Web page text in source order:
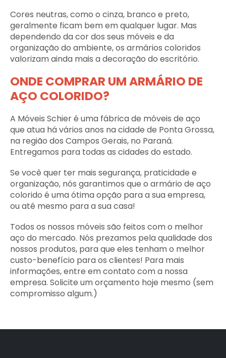
Cores neutras, como o cinza, branco e preto,
geralmente ficam bem em qualquer lugar. Mas
dependendo da cor dos seus móveis e da
organização do ambiente, os armários coloridos
valorizam ainda mais a decoração do escritório.
ONDE COMPRAR UM ARMÁRIO DE
AÇO COLORIDO?
A Móveis Schier é uma fábrica de móveis de aço
que atua há vários anos na cidade de Ponta Grossa,
na região dos Campos Gerais, no Paraná.
Entregamos para todas as cidades do estado.
Se você quer ter mais segurança, praticidade e
organização, nós garantimos que o armário de aço
colorido é uma ótima opção para a sua empresa,
ou até mesmo para a sua casa!
Todos os nossos móveis são feitos com o melhor
aço do mercado. Nós prezamos pela qualidade dos
nossos produtos, para que eles tenham o melhor
custo-benefício para os clientes! Para mais
informações, entre em contato com a nossa
empresa. Solicite um orçamento hoje mesmo (sem
compromisso algum.)